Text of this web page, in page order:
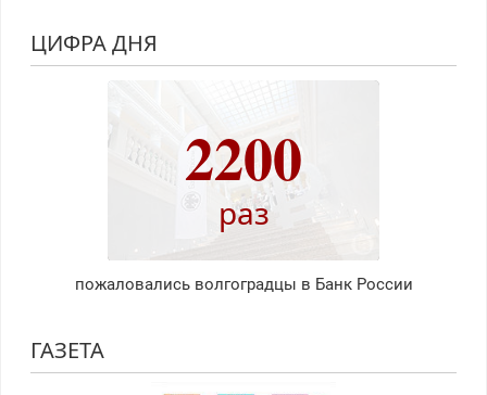
ЦИФРА ДНЯ
2200
раз
пожаловались волгоградцы в Банк России
ГАЗЕТА